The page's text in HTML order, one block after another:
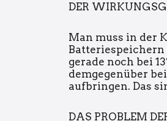
DER
Man muss in der
Batteriespeichern
gerade noch bei
demgegenüber
aufbringen. Das
DAS PROBLEM